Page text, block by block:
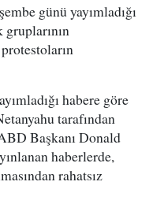
günü yayımladığı
habere göre
tarafından
Başkanı Donald
haberlerde,
rahatsız